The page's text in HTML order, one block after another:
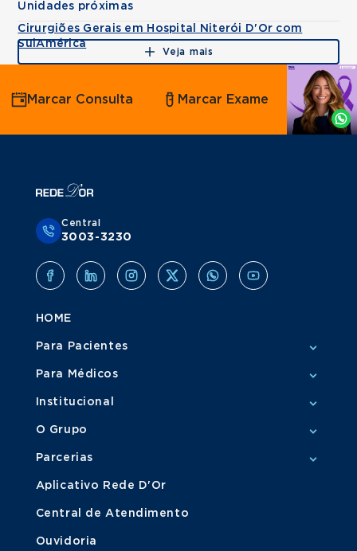
Unidades próximas
Cirurgiões Gerais em Hospital Niterói D'Or com
SulAmérica
Veja mais
Agende
por
Whatsapp
Marcar Consulta Marcar Exame
Central
3003-3230
HOME
Para Pacientes
Para Médicos
Institucional
O Grupo
Parcerias
Aplicativo Rede D'Or
Central de Atendimento
Ouvidoria